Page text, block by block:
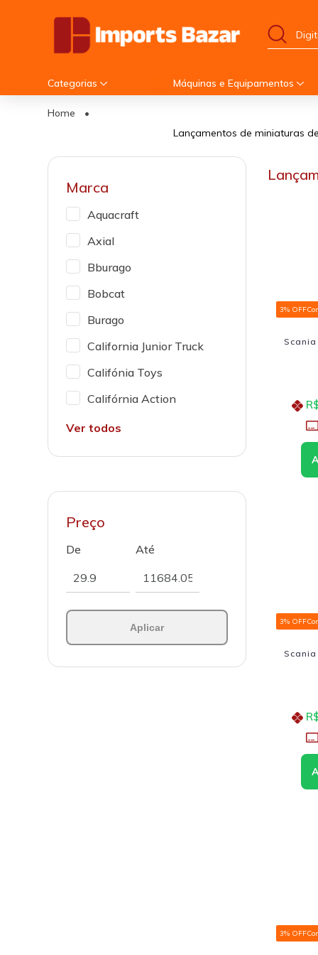
Categorias Máquinas e Equipamentos
Home
•
Lançamentos de miniaturas
Marca
Aquacraft
Axial
Bburago
Bobcat
Burago
California Junior Truck
Califónia Toys
Califórnia Action
Ver todos
Preço
De Até
Aplicar
3% OFF
Scania
3% OFF
Scania
3% OFF